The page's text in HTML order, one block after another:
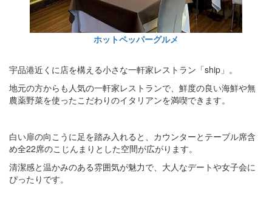
ホットペッパーグルメ
宇品港近くに店を構える小さな一軒家レストラン「ship」。
地元の方からも人気の一軒家レストランで、鮮度の良い海鮮や無
農薬野菜を使ったこだわりのイタリアンを満喫できます。
白い扉の向こうに足を踏み入れると、カウンターとテーブル席含
め全22席のこじんまりとした空間が広がります。
清潔感と温かみのある雰囲気が魅力で、大人なデートや女子会に
ぴったりです。